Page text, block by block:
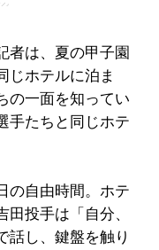
者は、夏の甲子園
じホテルに泊ま
の一面を知ってい
手たちと同じホテ
の自由時間。ホテ
投手は「自分、
話し、鍵盤を触り